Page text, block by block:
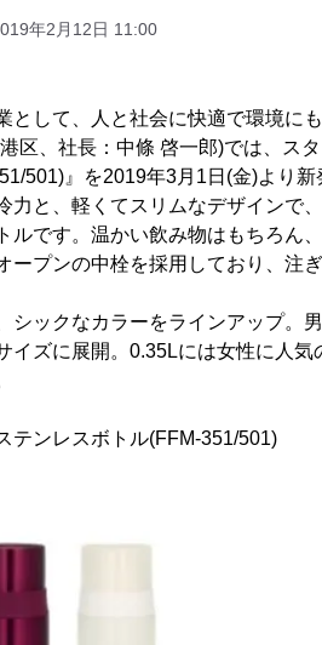
年2月12日 11:00
として、人と社会に快適で環境に
区、社長：中條 啓一郎)では、ス
501)』を2019年3月1日(金)より新
力と、軽くてスリムなデザインで
ルです。温かい飲み物はもちろん
ープンの中栓を採用しており、注
シックなカラーをラインアップ。
イズに展開。0.35Lには女性に人
ンレスボトル(FFM-351/501)